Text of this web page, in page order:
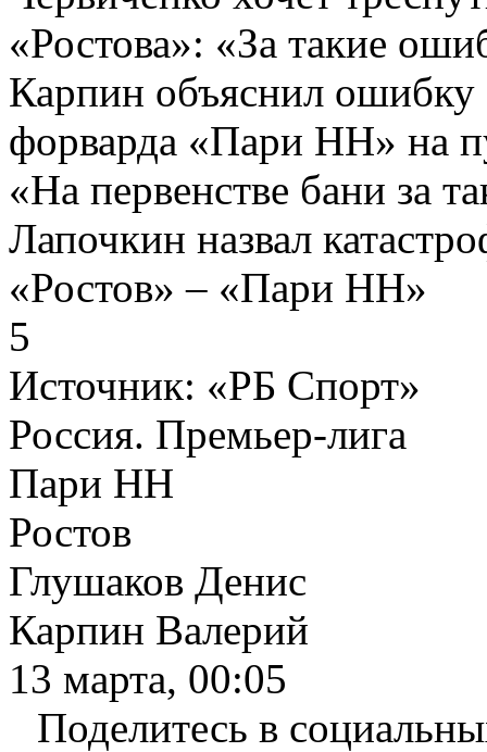
«Ростова»: «За такие
Карпин объяснил
форварда «Пари НН» на
«На первенстве бани за
Лапочкин назвал
«Ростов» – «Пари НН»
5
Источник: «РБ Спорт»
Россия. Премьер-лига
Пари НН
Ростов
Глушаков Денис
Карпин Валерий
13 марта, 00:05
Поделитесь в